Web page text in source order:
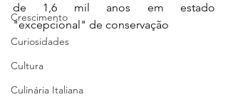
Crescimento
Curiosidades
Cultura
Culinária Italiana
de 1,6 mil anos em estado
"excepcional" de conservação